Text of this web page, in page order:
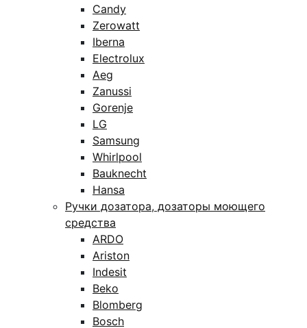
Candy
Zerowatt
Iberna
Electrolux
Aeg
Zanussi
Gorenje
LG
Samsung
Whirlpool
Bauknecht
Hansa
Ручки дозатора, дозаторы моющего
средства
ARDO
Ariston
Indesit
Beko
Blomberg
Bosch